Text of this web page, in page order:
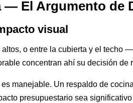
— El Argumento de
visual
o entre la cubierta y el techo
concentran ahí su decisión de
manejable. Un respaldo de
presupuestario sea